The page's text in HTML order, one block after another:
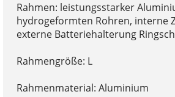
Rahmen: leistungsstarker
hydrogeformten Rohren, interne
externe Batteriehalterung
Rahmengröße: L
Rahmenmaterial: Aluminium